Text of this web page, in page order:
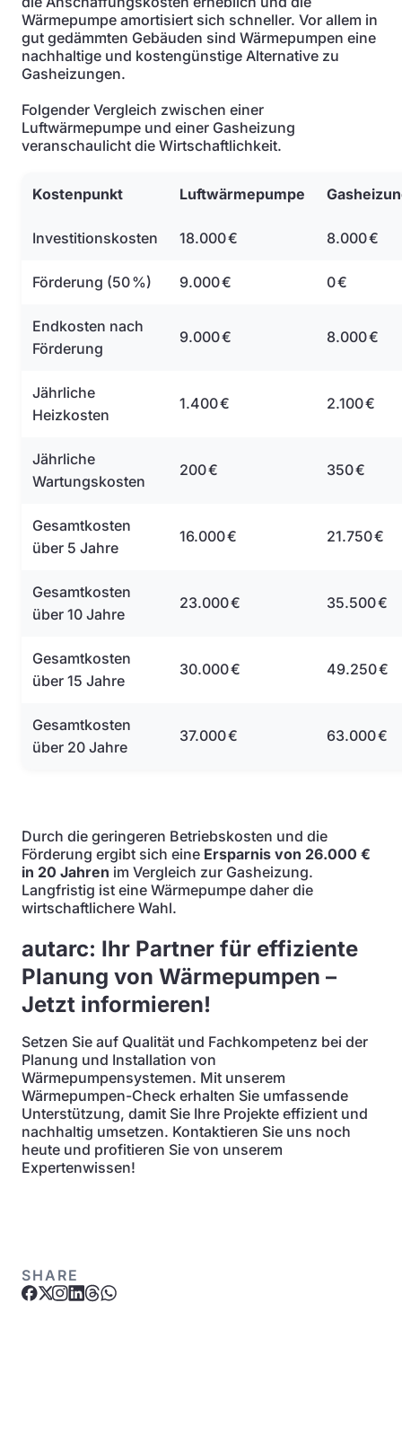
Wärmepumpe amortisiert sich schneller. Vor allem in
gut gedämmten Gebäuden sind Wärmepumpen eine
nachhaltige und kostengünstige Alternative zu
Gasheizungen.
Folgender Vergleich zwischen einer
Luftwärmepumpe und einer Gasheizung
veranschaulicht die Wirtschaftlichkeit.
Kostenpunkt Luftwärmepumpe
Investitionskosten 18.000 € 8.000 €
Förderung (50 %) 9.000 € 0 €
Endkosten nach
Förderung
9.000 € 8.000 €
Jährliche
Heizkosten
1.400 € 2.100 €
Jährliche
Wartungskosten
200 € 350 €
Gesamtkosten
über 5 Jahre
16.000 € 21.750 €
Gesamtkosten
über 10 Jahre
23.000 € 35.500 €
Gesamtkosten
über 15 Jahre
30.000 € 49.250 €
Gesamtkosten
über 20 Jahre
37.000 € 63.000 €
Durch die geringeren Betriebskosten und die
Förderung ergibt sich eine Ersparnis von 26.000 €
in 20 Jahren im Vergleich zur Gasheizung.
Langfristig ist eine Wärmepumpe daher die
wirtschaftlichere Wahl.
autarc: Ihr Partner für effiziente
Planung von Wärmepumpen –
Jetzt informieren!
Setzen Sie auf Qualität und Fachkompetenz bei der
Planung und Installation von
Wärmepumpensystemen. Mit unserem
Wärmepumpen-Check erhalten Sie umfassende
Unterstützung, damit Sie Ihre Projekte effizient und
nachhaltig umsetzen. Kontaktieren Sie uns noch
heute und profitieren Sie von unserem
Expertenwissen!
SHARE